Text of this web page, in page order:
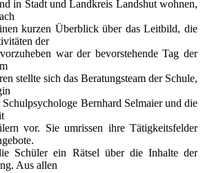
in Stadt und Landkreis Landshut wohnen,
kurzen Überblick über das Leitbild, die
der
war der bevorstehende Tag der
stellte sich das Beratungsteam der Schule,
Bernhard Selmaier und die
vor. Sie umrissen ihre Tätigkeitsfelder
Schüler ein Rätsel über die Inhalte der
Aus allen